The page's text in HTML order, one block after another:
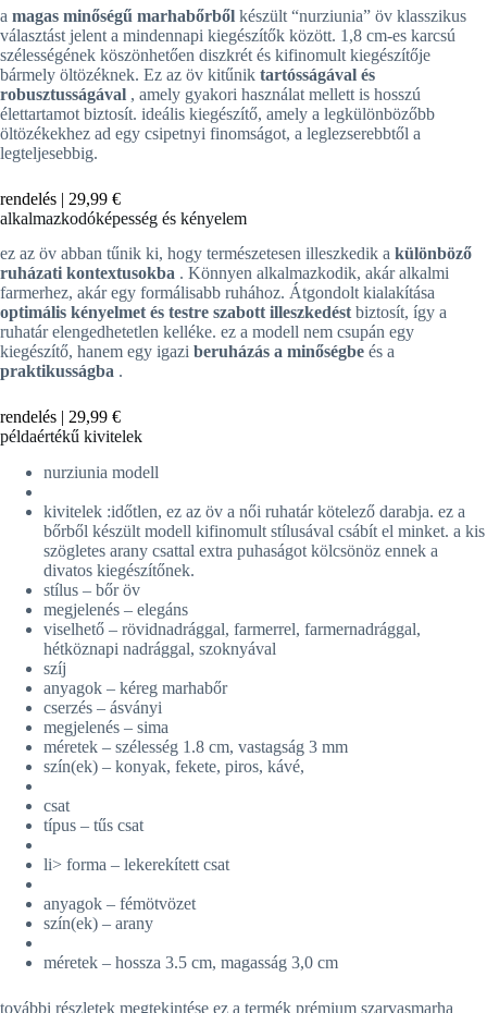
a magas minőségű marhabőrből készült “nurziunia” öv klasszikus
választást jelent a mindennapi kiegészítők között. 1,8 cm-es karcsú
szélességének köszönhetően diszkrét és kifinomult kiegészítője
bármely öltözéknek. Ez az öv kitűnik tartósságával és
robusztusságával , amely gyakori használat mellett is hosszú
élettartamot biztosít. ideális kiegészítő, amely a legkülönbözőbb
öltözékekhez ad egy csipetnyi finomságot, a leglezserebbtől a
legteljesebbig.
rendelés | 29,99 €
alkalmazkodóképesség és kényelem
ez az öv abban tűnik ki, hogy természetesen illeszkedik a különböző
ruházati kontextusokba . Könnyen alkalmazkodik, akár alkalmi
farmerhez, akár egy formálisabb ruhához. Átgondolt kialakítása
optimális kényelmet és testre szabott illeszkedést biztosít, így a
ruhatár elengedhetetlen kelléke. ez a modell nem csupán egy
kiegészítő, hanem egy igazi beruházás a minőségbe és a
praktikusságba .
rendelés | 29,99 €
példaértékű kivitelek
nurziunia modell
kivitelek :időtlen, ez az öv a női ruhatár kötelező darabja. ez a
bőrből készült modell kifinomult stílusával csábít el minket. a kis
szögletes arany csattal extra puhaságot kölcsönöz ennek a
divatos kiegészítőnek.
stílus – bőr öv
megjelenés – elegáns
viselhető – rövidnadrággal, farmerrel, farmernadrággal,
hétköznapi nadrággal, szoknyával
szíj
anyagok – kéreg marhabőr
cserzés – ásványi
megjelenés – sima
méretek – szélesség 1.8 cm, vastagság 3 mm
szín(ek) – konyak, fekete, piros, kávé,
csat
típus – tűs csat
li> forma – lekerekített csat
anyagok – fémötvözet
szín(ek) – arany
méretek – hossza 3.5 cm, magasság 3,0 cm
további részletek megtekintése ez a termék prémium szarvasmarha